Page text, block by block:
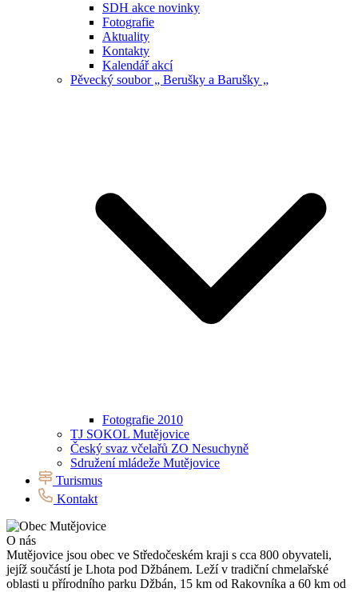
SDH akce novinky
Fotografie
Aktuality
Kontakty
Kalendář akcí
Pěvecký soubor „ Berušky a Barušky „
Fotografie 2010
TJ SOKOL Mutějovice
Český svaz včelařů ZO Nesuchyně
Sdružení mládeže Mutějovice
Turismus
Kontakt
O nás
Mutějovice jsou obec ve Středočeském kraji s cca 800 obyvateli,
jejíž součástí je Lhota pod Džbánem. Leží v tradiční chmelařské
oblasti u přírodního parku Džbán, 15 km od Rakovníka a 60 km od